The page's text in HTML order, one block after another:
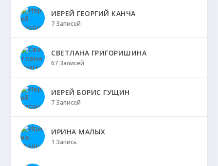
ИЕРЕЙ ГЕОРГИЙ КАНЧА
7 Записей
СВЕТЛАНА ГРИГОРИШИНА
67 Записей
ИЕРЕЙ БОРИС ГУЩИН
7 Записей
ИРИНА МАЛЫХ
1 Запись